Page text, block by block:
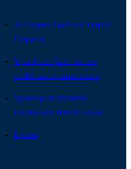
Διατροφικά Προϊόντα Υψηλής
Ενέργειας
Υγιεινή των ζώων και των
σταβλικών εγκαταστάσεων
Υγειονομικά Προϊόντα
Περιποίησης Νεαρών Ζώων
Εφόδια